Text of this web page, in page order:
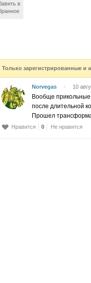
в
Только зарегистрированные и
Norvegas • 10
Вообще
после длительной
Прошел
Нравится 0 Не нравится